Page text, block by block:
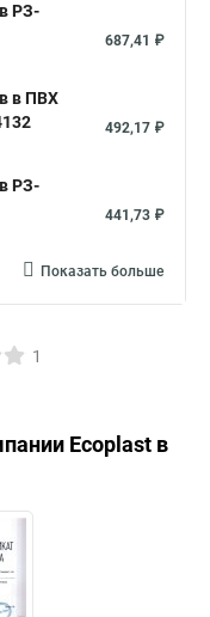
РЗ-
687,41 ₽
в ПВХ
492,17 ₽
РЗ-
441,73 ₽
Показать больше
1
Ecoplast в